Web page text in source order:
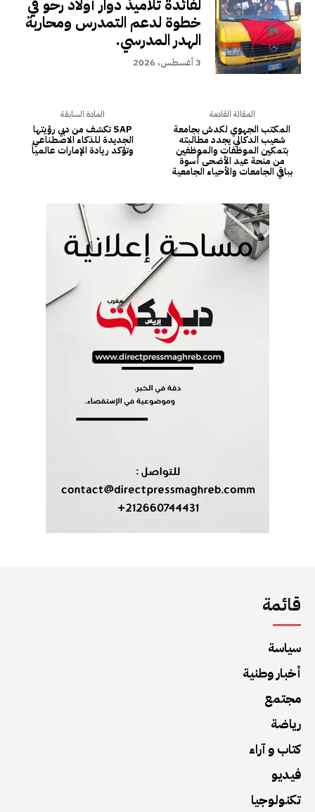
قائمة
سياسة
أخبار وطنية
مجتمع
رياضة
كتاب و آراء
فيديو
تكنولوجيا